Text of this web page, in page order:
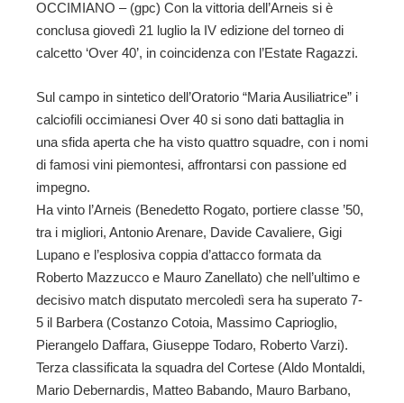
OCCIMIANO – (gpc) Con la vittoria dell’Arneis si è
conclusa giovedì 21 luglio la IV edizione del torneo di
calcetto ‘Over 40’, in coincidenza con l’Estate Ragazzi.
Sul campo in sintetico dell’Oratorio “Maria Ausiliatrice” i
calciofili occimianesi Over 40 si sono dati battaglia in
una sfida aperta che ha visto quattro squadre, con i nomi
di famosi vini piemontesi, affrontarsi con passione ed
impegno.
Ha vinto l’Arneis (Benedetto Rogato, portiere classe ’50,
tra i migliori, Antonio Arenare, Davide Cavaliere, Gigi
Lupano e l’esplosiva coppia d’attacco formata da
Roberto Mazzucco e Mauro Zanellato) che nell’ultimo e
decisivo match disputato mercoledì sera ha superato 7-
5 il Barbera (Costanzo Cotoia, Massimo Caprioglio,
Pierangelo Daffara, Giuseppe Todaro, Roberto Varzi).
Terza classificata la squadra del Cortese (Aldo Montaldi,
Mario Debernardis, Matteo Babando, Mauro Barbano,